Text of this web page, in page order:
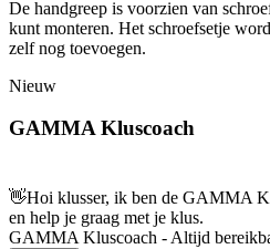
De handgreep is voorzien van
kunt monteren. Het schroefsetje
zelf nog toevoegen.
Nieuw
GAMMA Kluscoach
👋Hoi klusser, ik ben de GAMMA
en help je graag met je klus.
GAMMA Kluscoach - Altijd